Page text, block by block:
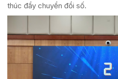
thúc đẩy chuyển đổi số.